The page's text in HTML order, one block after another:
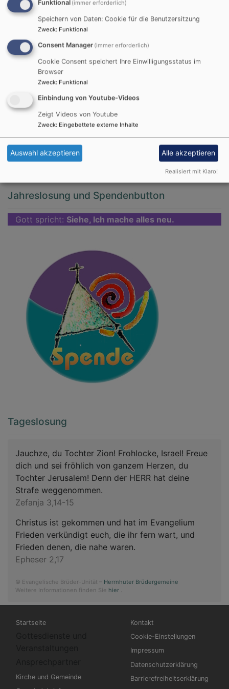
seinen positiven Wirkungen erfahrbar zu machen. Der
Einklang von Bewegung und Atmung spielt in dieser
Tradition ebenfalls eine große Rolle. Eine kleine
Meditation beendet jede Übungseinheit.
Eine Schnupperstunde ist jederzeit möglich. Wir treffen
uns i.d.R. am Dienstagvormittag. Der neue Kurs beginnt
Leitung: Martina Schmittroth
Anmeldung und weitere Informationen: Tel. 0921 / 9 43
66
Jahreslosung und Spendenbutton
Gott spricht: Siehe, Ich mache alles neu.
Tageslosung
Jauchze, du Tochter Zion! Frohlocke, Israel! Freue
dich und sei fröhlich von ganzem Herzen, du
Tochter Jerusalem! Denn der HERR hat deine
Strafe weggenommen.
Zefanja 3,14-15
Christus ist gekommen und hat im Evangelium
Frieden verkündigt euch, die ihr fern wart, und
Frieden denen, die nahe waren.
Epheser 2,17
© Evangelische Brüder-Unität – Herrnhuter Brüdergemeine
Weitere Informationen finden Sie hier
Hauptnavigation
Startseite
Kirche und Gemeinde
Fußbereichsmenü
Kontakt
Cookie-Einstellungen
Impressum
Datenschutzerklärung
Barrierefreiheitserklärung
Funktional (immer erforderlich)
Speichern von Daten: Cookie für die Benutzersitzung
Zweck: Funktional
Consent Manager (immer erforderlich)
Cookie Consent speichert Ihre Einwilligungsstatus im
Browser
Zweck: Funktional
Einbindung von Youtube-Videos
Zeigt Videos von Youtube
Zweck: Eingebettete externe Inhalte
Auswahl akzeptieren Alle akzeptieren
Realisiert mit Klaro!